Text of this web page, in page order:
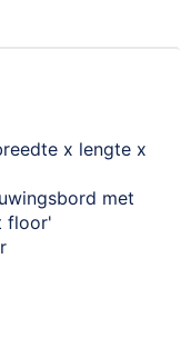
x lengte x
met
floor'